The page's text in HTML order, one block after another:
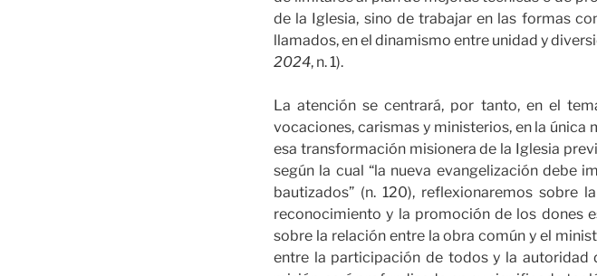
de la Iglesia, sino de trabajar en las formas
llamados, en el dinamismo entre unidad y
2024, n. 1).
La atención se centrará, por tanto, en el
vocaciones, carismas y ministerios, en la única
esa transformación misionera de la Iglesia
según la cual “la nueva evangelización debe
bautizados” (n. 120), reflexionaremos sobre
reconocimiento y la promoción de los dones
sobre la relación entre la obra común y el
entre la participación de todos y la autoridad